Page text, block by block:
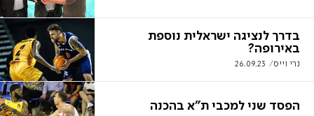
בדרך לנציגה ישראלית נוספת
באירופה?
נרי וייס 26.09.23
הפסד שני למכבי ת"א בהכנה